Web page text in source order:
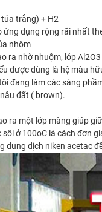
tủa trắng) + H2
ứng dụng rộng rãi nhất
nhôm
ra nhờ nhuộm, lớp
được dùng là hệ màu
đang làm các sáng
đất ( brown).
ra một lớp màng giúp
ở 100oC là cách đơn
dung dịch niken acetac